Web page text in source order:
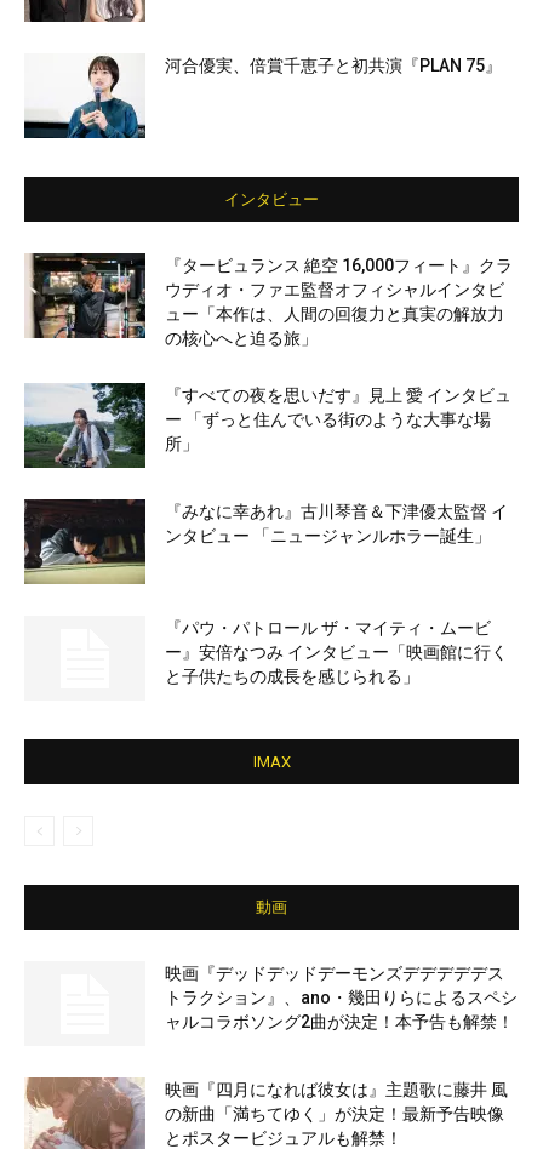
河合優実、倍賞千恵子と初共演『PLAN 75』
インタビュー
『タービュランス 絶空 16,000フィート』クラ
ウディオ・ファエ監督オフィシャルインタビ
ュー「本作は、人間の回復力と真実の解放力
の核心へと迫る旅」
『すべての夜を思いだす』見上 愛 インタビュ
ー 「ずっと住んでいる街のような大事な場
所」
『みなに幸あれ』古川琴音＆下津優太監督 イ
ンタビュー 「ニュージャンルホラー誕生」
『パウ・パトロール ザ・マイティ・ムービ
ー』安倍なつみ インタビュー「映画館に行く
と子供たちの成長を感じられる」
IMAX
動画
映画『デッドデッドデーモンズデデデデデス
トラクション』、ano・幾田りらによるスペシ
ャルコラボソング2曲が決定！本予告も解禁！
映画『四月になれば彼女は』主題歌に藤井 風
の新曲「満ちてゆく」が決定！最新予告映像
とポスタービジュアルも解禁！